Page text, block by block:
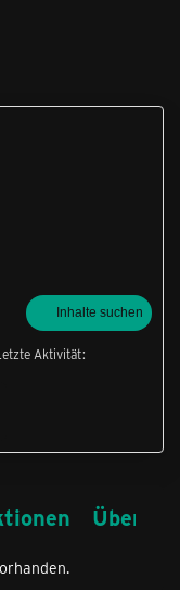
Inhalte suchen
Aktivität
Über